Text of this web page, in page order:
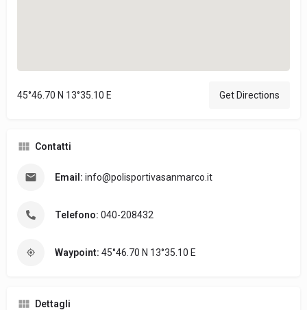
45°46.70 N 13°35.10 E Get Directions
Contatti
Email: info@polisportivasanmarco.it
Telefono: 040-208432
Waypoint: 45°46.70 N 13°35.10 E
Dettagli